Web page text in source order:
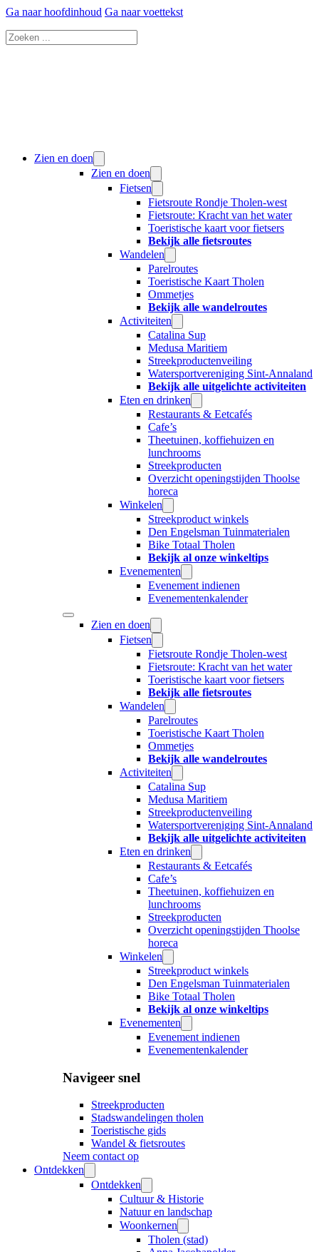
Ga naar hoofdinhoud Ga naar voettekst
Zoeken
Zien en doen
Zien en doen
Fietsen
Fietsroute Rondje Tholen-west
Fietsroute: Kracht van het water
Toeristische kaart voor fietsers
Bekijk alle fietsroutes
Wandelen
Parelroutes
Toeristische Kaart Tholen
Ommetjes
Bekijk alle wandelroutes
Activiteiten
Catalina Sup
Medusa Maritiem
Streekproductenveiling
Watersportvereniging Sint-Annaland
Bekijk alle uitgelichte activiteiten
Eten en drinken
Restaurants & Eetcafés
Cafe’s
Theetuinen, koffiehuizen en
lunchrooms
Streekproducten
Overzicht openingstijden Thoolse
horeca
Winkelen
Streekproduct winkels
Den Engelsman Tuinmaterialen
Bike Totaal Tholen
Bekijk al onze winkeltips
Evenementen
Evenement indienen
Evenementenkalender
Zien en doen
Fietsen
Fietsroute Rondje Tholen-west
Fietsroute: Kracht van het water
Toeristische kaart voor fietsers
Bekijk alle fietsroutes
Wandelen
Parelroutes
Toeristische Kaart Tholen
Ommetjes
Bekijk alle wandelroutes
Activiteiten
Catalina Sup
Medusa Maritiem
Streekproductenveiling
Watersportvereniging Sint-Annaland
Bekijk alle uitgelichte activiteiten
Eten en drinken
Restaurants & Eetcafés
Cafe’s
Theetuinen, koffiehuizen en
lunchrooms
Streekproducten
Overzicht openingstijden Thoolse
horeca
Winkelen
Streekproduct winkels
Den Engelsman Tuinmaterialen
Bike Totaal Tholen
Bekijk al onze winkeltips
Evenementen
Evenement indienen
Evenementenkalender
Navigeer snel
Streekproducten
Stadswandelingen tholen
Toeristische gids
Wandel & fietsroutes
Neem contact op
Ontdekken
Ontdekken
Cultuur & Historie
Natuur en landschap
Woonkernen
Tholen (stad)